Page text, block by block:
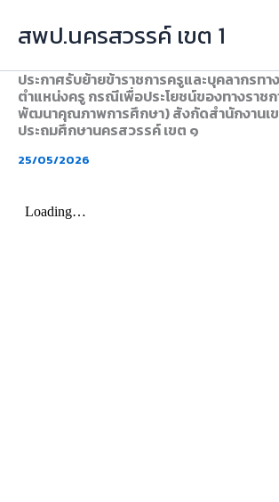
สพป.นครสวรรค์ เขต 1
ประกาศรับย้ายข้าราชการครูและบุคลากรทา
ตำแหน่งครู กรณีเพื่อประโยชน์ของทางราชก
พัฒนาคุณภาพการศึกษา) สังกัดสำนักงานเ
ประถมศึกษานครสวรรค์ เขต ๑
25/05/2026